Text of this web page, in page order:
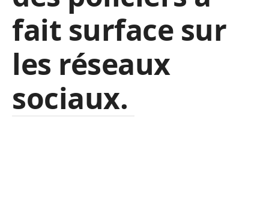
fait surface sur
les réseaux
sociaux.